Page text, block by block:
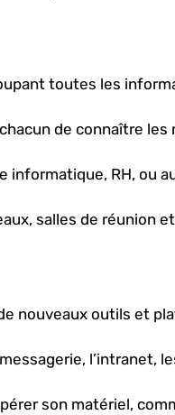
toutes les
de connaître les
informatique, RH, ou
salles de réunion
nouveaux outils et
l’intranet,
son matériel,